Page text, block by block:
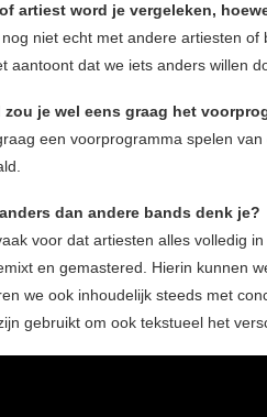
artiest word je vergeleken,
niet echt met andere artiesten
aantoont dat we iets anders willen
zou je wel eens graag het
een voorprogramma spelen
dan andere bands denk je?
voor dat artiesten alles volledig
en gemastered. Hierin kunnen
we ook inhoudelijk steeds met
gebruikt om ook tekstueel het